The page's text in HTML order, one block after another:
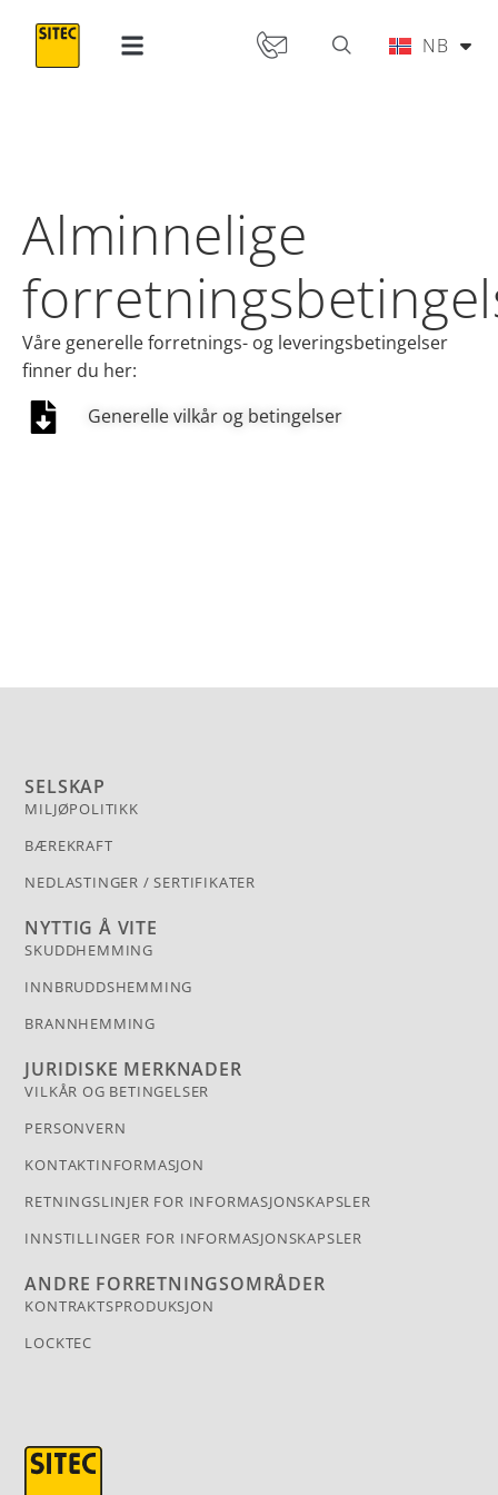
NB
PT
Alminnelige
Våre generelle forretnings- og leveringsbetingelser
finner du her:
Generelle vilkår og betingelser
SELSKAP
MILJØPOLITIKK
BÆREKRAFT
NEDLASTINGER / SERTIFIKATER
NYTTIG Å VITE
SKUDDHEMMING
INNBRUDDSHEMMING
BRANNHEMMING
JURIDISKE MERKNADER
VILKÅR OG BETINGELSER
PERSONVERN
KONTAKTINFORMASJON
RETNINGSLINJER FOR INFORMASJONSKAPSLER
INNSTILLINGER FOR INFORMASJONSKAPSLER
ANDRE FORRETNINGSOMRÅDER
KONTRAKTSPRODUKSJON
LOCKTEC